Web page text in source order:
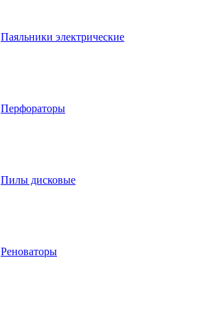
Паяльники электрические
Перфораторы
Пилы дисковые
Реноваторы